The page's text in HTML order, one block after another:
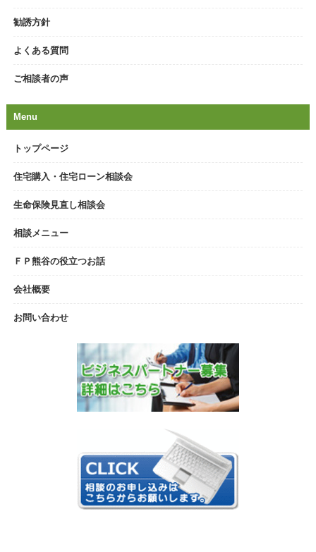
勧誘方針
よくある質問
ご相談者の声
Menu
トップページ
住宅購入・住宅ローン相談会
生命保険見直し相談会
相談メニュー
ＦＰ熊谷の役立つお話
会社概要
お問い合わせ